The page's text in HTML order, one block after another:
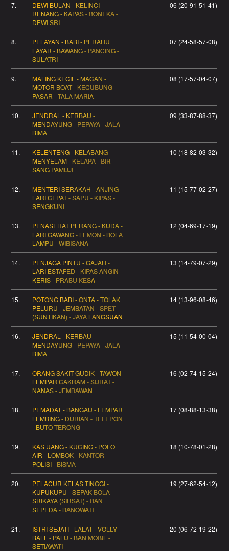
7.
DEWI BULAN - KELINCI -
RENANG - KAPAS - BONEKA -
DEWI SRI
06 (20-91-51-41)
8.
PELAYAN - BABI - PERAHU
LAYAR - BAWANG - PANCING -
SULATRI
07 (24-58-57-08)
9.
MALING KECIL - MACAN -
MOTOR BOAT - KECUBUNG -
PASAR - TALA MARIA
08 (17-57-04-07)
10.
JENDRAL - KERBAU -
MENDAYUNG - PEPAYA - JALA -
BIMA
09 (33-87-88-37)
11.
KELENTENG - KELABANG -
MENYELAM - KELAPA - BIR -
SANG PAMUJI
10 (18-82-03-32)
12.
MENTERI SERAKAH - ANJING -
LARI CEPAT - SAPU - KIPAS -
SENGKUNI
11 (15-77-02-27)
13.
PENASEHAT PERANG - KUDA -
LARI GAWANG - LEMON - BOLA
LAMPU - WIBISANA
12 (04-69-17-19)
14.
PENJAGA PINTU - GAJAH -
LARI ESTAFED - KIPAS ANGIN -
KERIS - PRABU KESA
13 (14-79-07-29)
15.
POTONG BABI - ONTA - TOLAK
PELURU - JEMBATAN - SPET
(SUNTIKAN) - JAYA LANGSUAN
14 (13-96-08-46)
16.
JENDRAL - KERBAU -
MENDAYUNG - PEPAYA - JALA -
BIMA
15 (11-54-00-04)
17.
ORANG SAKIT GUDIK - TAWON -
LEMPAR CAKRAM - SURAT -
NANAS - JEMBAWAN
16 (02-74-15-24)
18.
PEMADAT - BANGAU - LEMPAR
LEMBING - DURIAN - TELEPON
- BUTO TERONG
17 (08-88-13-38)
19.
KAS UANG - KUCING - POLO
AIR - LOMBOK - KANTOR
POLISI - BISMA
18 (10-78-01-28)
20.
PELACUR KELAS TINGGI -
KUPUKUPU - SEPAK BOLA -
SRIKAYA (SIRSAT) - BAN
SEPEDA - BANOWATI
19 (27-62-54-12)
21.
ISTRI SEJATI - LALAT - VOLLY
BALL - PALU - BAN MOBIL -
SETIAWATI
20 (06-72-19-22)